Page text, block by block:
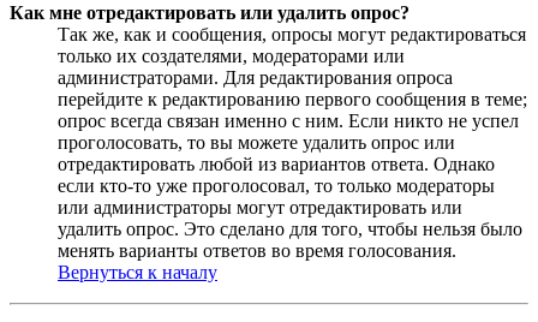
Как мне отредактировать или удалить опрос?
Так же, как и сообщения, опросы могут редактироваться
только их создателями, модераторами или
администраторами. Для редактирования опроса
перейдите к редактированию первого сообщения в теме;
опрос всегда связан именно с ним. Если никто не успел
проголосовать, то вы можете удалить опрос или
отредактировать любой из вариантов ответа. Однако
если кто-то уже проголосовал, то только модераторы
или администраторы могут отредактировать или
удалить опрос. Это сделано для того, чтобы нельзя было
менять варианты ответов во время голосования.
Вернуться к началу